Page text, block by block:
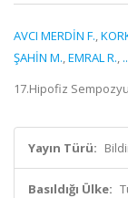
AVCI MERDİN F.,
ŞAHİN M.,EMRAL R.,
17.Hipofiz
Yayın Türü:
Basıldığı Ülke: